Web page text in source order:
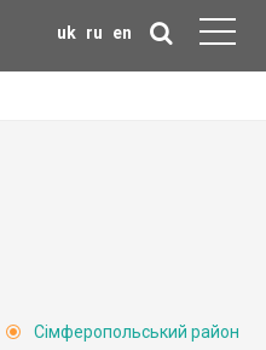
uk ru en
Сімферопольський район